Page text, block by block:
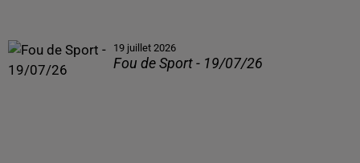
19 juillet 2026
Fou de Sport - 19/07/26